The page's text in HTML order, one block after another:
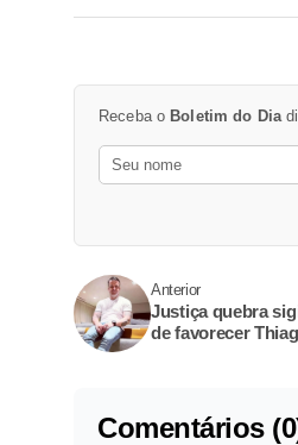
Receba o Boletim do Dia
Anterior
Justiça quebra
de favorecer
Comentários